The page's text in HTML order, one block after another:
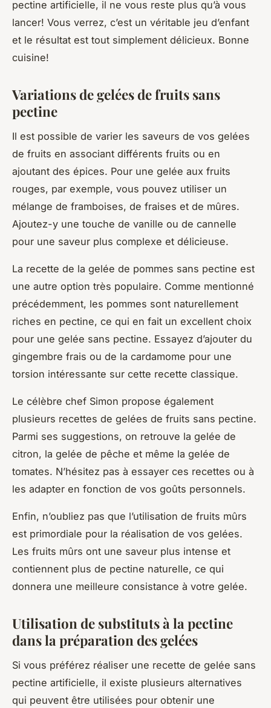
pectine artificielle, il ne vous reste plus qu’à vous
lancer! Vous verrez, c’est un véritable jeu d’enfant
et le résultat est tout simplement délicieux. Bonne
cuisine!
Variations de gelées de fruits sans
pectine
Il est possible de varier les saveurs de vos gelées
de fruits en associant différents fruits ou en
ajoutant des épices. Pour une gelée aux fruits
rouges, par exemple, vous pouvez utiliser un
mélange de framboises, de fraises et de mûres.
Ajoutez-y une touche de vanille ou de cannelle
pour une saveur plus complexe et délicieuse.
La recette de la gelée de pommes sans pectine est
une autre option très populaire. Comme mentionné
précédemment, les pommes sont naturellement
riches en pectine, ce qui en fait un excellent choix
pour une gelée sans pectine. Essayez d’ajouter du
gingembre frais ou de la cardamome pour une
torsion intéressante sur cette recette classique.
Le célèbre chef Simon propose également
plusieurs recettes de gelées de fruits sans pectine.
Parmi ses suggestions, on retrouve la gelée de
citron, la gelée de pêche et même la gelée de
tomates. N’hésitez pas à essayer ces recettes ou à
les adapter en fonction de vos goûts personnels.
Enfin, n’oubliez pas que l’utilisation de fruits mûrs
est primordiale pour la réalisation de vos gelées.
Les fruits mûrs ont une saveur plus intense et
contiennent plus de pectine naturelle, ce qui
donnera une meilleure consistance à votre gelée.
Utilisation de substituts à la pectine
dans la préparation des gelées
Si vous préférez réaliser une recette de gelée sans
pectine artificielle, il existe plusieurs alternatives
qui peuvent être utilisées pour obtenir une